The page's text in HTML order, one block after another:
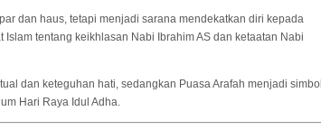
dan haus, tetapi menjadi sarana mendekatkan diri kepada
tentang keikhlasan Nabi Ibrahim AS dan ketaatan Nabi
dan keteguhan hati, sedangkan Puasa Arafah menjadi simbol
Hari Raya Idul Adha.